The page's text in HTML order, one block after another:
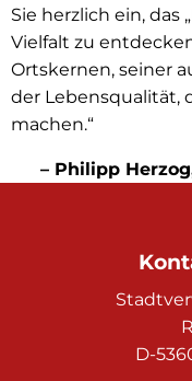
Sie herzlich ein, das
Vielfalt zu
Ortskernen, seiner
der Lebensqualität,
machen.“
– Philipp
D-